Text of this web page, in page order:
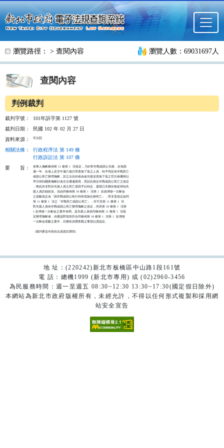
跳至主要內容
瀏覽路徑： > 查閱內容 瀏覽人數：69031697人
查閱內容
判例裁判
裁判字號：
101年訴字第 1127 號
裁判日期：
民國 102 年 02 月 27 日
資料來源：
司法院
相關法條 ：
行政程序法 第 149 條
行政訴訟法 第 107 條
要
旨：
按軍人撫卹條例第 11 條第 1  項規定，乃針對作戰或因公失蹤，在地面
滿一年、在海上及空中滿六個月而查無下落之人員，特予明定依作戰死亡
或因公死亡辦理撫卹，其立法目的係為使失蹤並查無下落之官兵眷屬得以
早日得到國家撫卹以免生活遭逢困境，而設此推定作戰或因公死亡之規定
，惟此尚非對於失蹤人員之死亡原因予以特定，蓋既已失聯自無從得知失
蹤人員詳細狀況。況由同條例第 18 條第 1  項第 1  款就增發一次卹金
之基數規定為「因作戰或因公執行特殊危險任務死亡」，而非逕規定如同
第 11 條第 1  項之「作戰死亡或因公死亡」，亦可見第 11 條第 1  項
對失蹤人員依作戰或因公死亡辦理撫卹之規定，尚與第 18 條第 1  項第
1 款增發一次卹金之要件有間。是失蹤人員依同條例第 11 條第 1  項規
定辦理撫卹者，自難認即當然符合同條例第 18 條第 1  項第 1  款增發
一次卹金基數之要件，仍應依具體客觀之事證以憑認定。
（裁判要旨內容由法源資訊撰寫）
地 址：(220242)新北市板橋區中山路1段161號
電 話：總機1999 (新北市專用) 或 (02)2960-3456
為民服務時間：週一至週五 08:30~12:30 13:30~17:30(國定假日除外)
本網站為新北市政府版權所有，未經允許，不得以任何形式複製和採用網
站安全宣告